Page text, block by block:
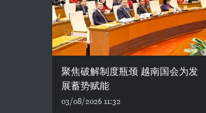
聚焦破解制度瓶颈 越南国会为发
展蓄势赋能
03/08/2026 11:32